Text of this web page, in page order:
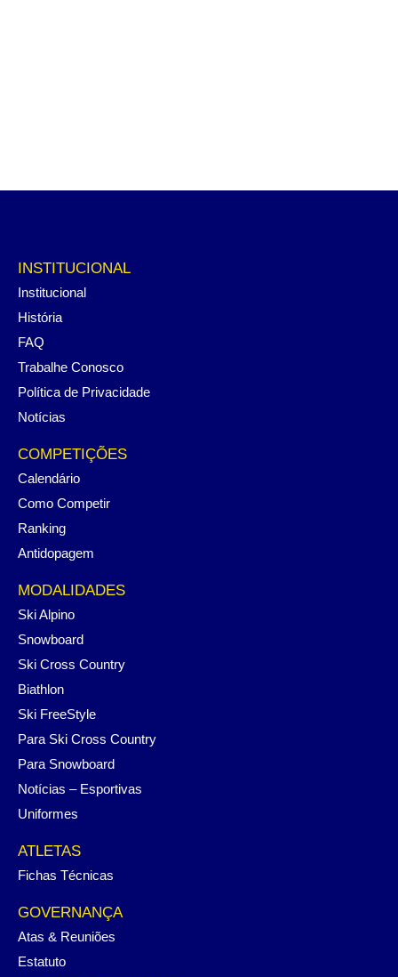
INSTITUCIONAL
Institucional
História
FAQ
Trabalhe Conosco
Política de Privacidade
Notícias
COMPETIÇÕES
Calendário
Como Competir
Ranking
Antidopagem
MODALIDADES
Ski Alpino
Snowboard
Ski Cross Country
Biathlon
Ski FreeStyle
Para Ski Cross Country
Para Snowboard
Notícias – Esportivas
Uniformes
ATLETAS
Fichas Técnicas
GOVERNANÇA
Atas & Reuniões
Estatuto